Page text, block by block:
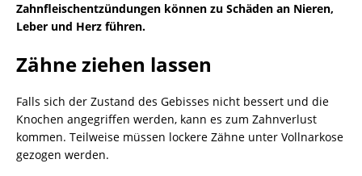
Zahnfleischentzündungen können zu Schäden an Nieren,
Leber und Herz führen.
Zähne ziehen lassen
Falls sich der Zustand des Gebisses nicht bessert und die
Knochen angegriffen werden, kann es zum Zahnverlust
kommen. Teilweise müssen lockere Zähne unter Vollnarkose
gezogen werden.